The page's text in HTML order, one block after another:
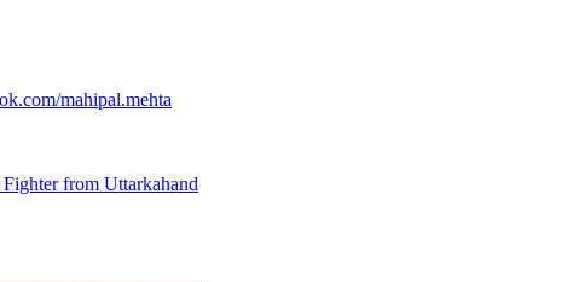
mahipal.mehta
from Uttarkahand